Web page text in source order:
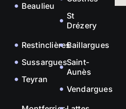
Beaulieu
St
Drézery
Restinclières
Sussargues
Teyran
Baillargues
Saint-
Aunès
Vendargues